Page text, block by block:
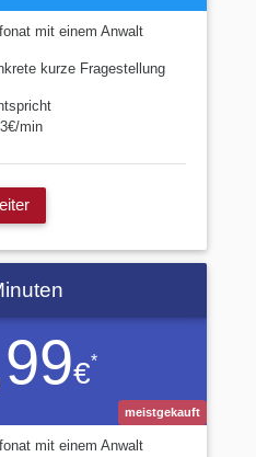
mit einem Anwalt
kurze Fragestellung
min
€*
meistgekauft
mit einem Anwalt